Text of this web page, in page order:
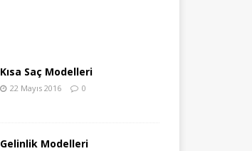
Kısa Saç Modelleri
22 Mayıs 2016 0
Gelinlik Modelleri